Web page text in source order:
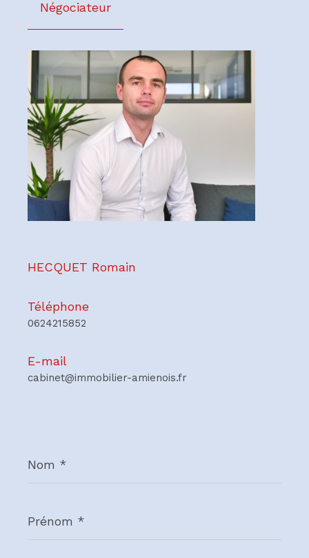
Négociateur
HECQUET Romain
Téléphone
0624215852
E-mail
cabinet@immobilier-amienois.fr
*
*